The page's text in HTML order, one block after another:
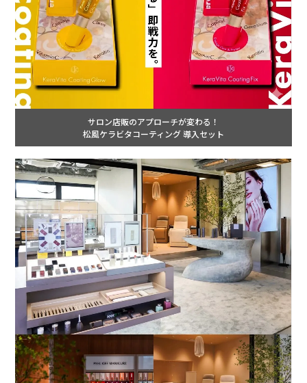
サロン店販のアプローチが変わる！
松風ケラビタコーティング 導入セット